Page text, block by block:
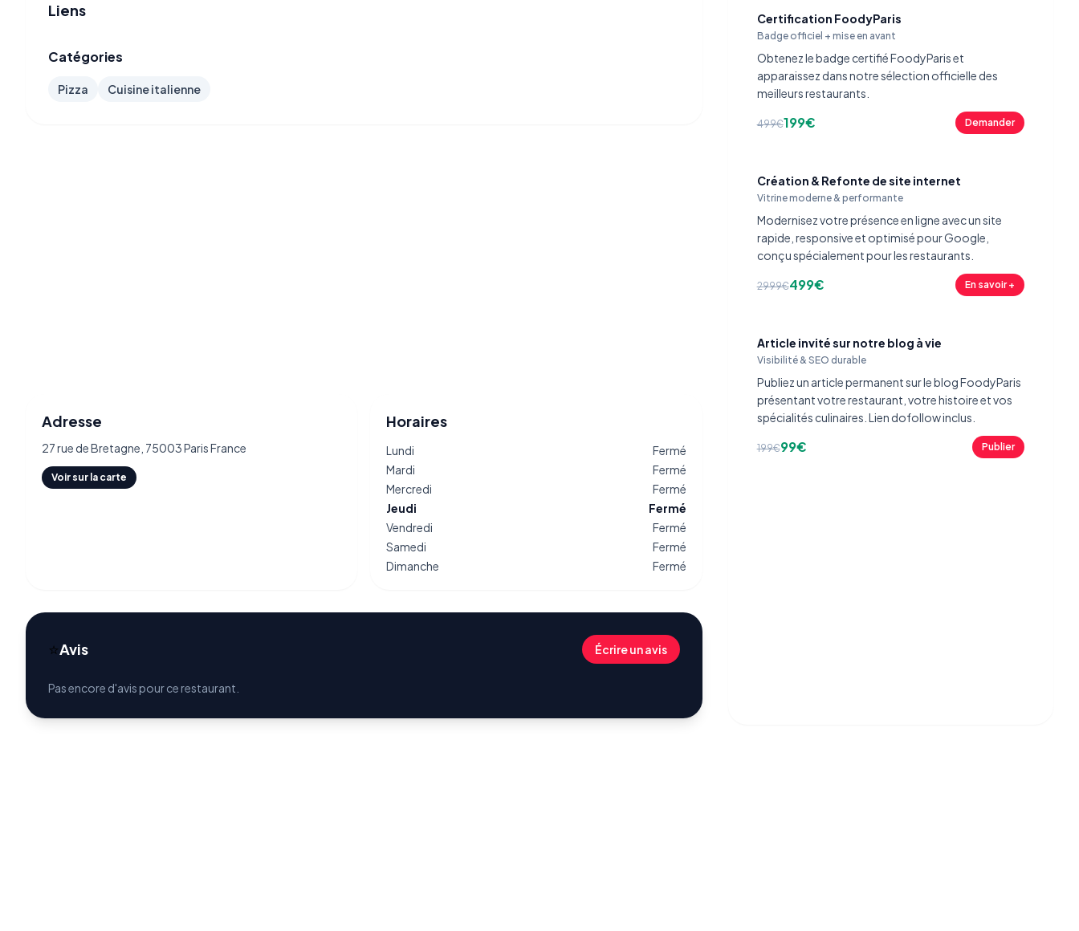
Liens
Catégories
Pizza Cuisine italienne
Adresse
27 rue de Bretagne, 75003 Paris France
Voir sur la carte
Horaires
Lundi
Fermé
Mardi
Fermé
Mercredi
Fermé
Jeudi
Fermé
Vendredi
Fermé
Samedi
Fermé
Dimanche
Fermé
⭐Avis Écrire un avis
Pas encore d'avis pour ce restaurant.
Certification FoodyParis
Badge officiel + mise en avant
Obtenez le badge certifié FoodyParis et
apparaissez dans notre sélection officielle des
meilleurs restaurants.
499€199€ Demander
Création & Refonte de site internet
Vitrine moderne & performante
Modernisez votre présence en ligne avec un site
rapide, responsive et optimisé pour Google,
conçu spécialement pour les restaurants.
2999€499€ En savoir +
Article invité sur notre blog à vie
Visibilité & SEO durable
Publiez un article permanent sur le blog FoodyParis
présentant votre restaurant, votre histoire et vos
spécialités culinaires. Lien dofollow inclus.
199€99€ Publier